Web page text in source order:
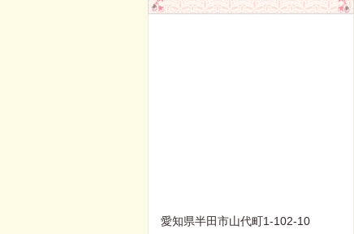
愛知県半田市山代町1-102-10